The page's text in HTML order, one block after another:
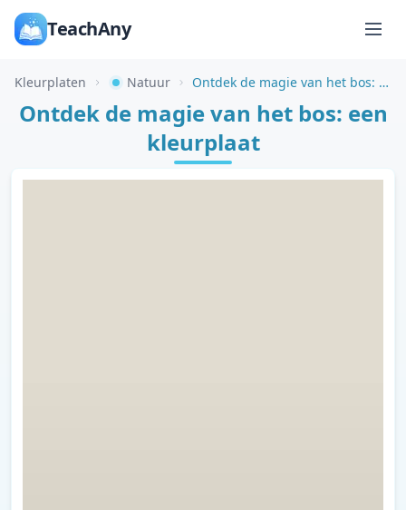
TeachAny
Kleurplaten Natuur Ontdek de magie van het bos: een kleurplaat
Ontdek de magie van het bos: een
kleurplaat